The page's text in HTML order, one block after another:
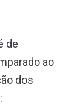
de
ao
dos